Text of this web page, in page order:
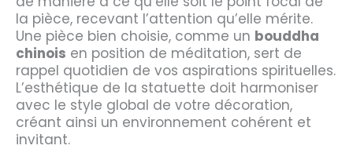
la pièce, recevant l’attention qu’elle mérite.
Une pièce bien choisie, comme un bouddha
chinois en position de méditation, sert de
rappel quotidien de vos aspirations spirituelles.
L’esthétique de la statuette doit harmoniser
avec le style global de votre décoration,
créant ainsi un environnement cohérent et
invitant.